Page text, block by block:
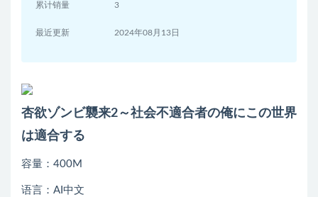
累计销量 3
最近更新 2024年08月13日
杏欲ゾンビ襲来2～社会不適合者の俺にこの世界
は適合する
容量：400M
语言：AI中文